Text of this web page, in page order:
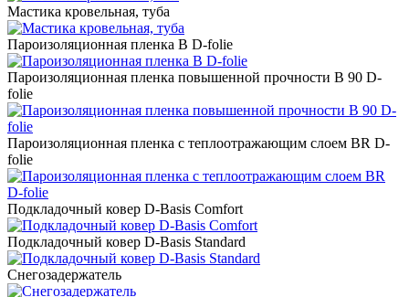
Мастика кровельная, туба
Пароизоляционная пленка B D-folie
Пароизоляционная пленка повышенной прочности B 90 D-
folie
Пароизоляционная пленка с теплоотражающим слоем BR D-
folie
Подкладочный ковер D-Basis Comfort
Подкладочный ковер D-Basis Standard
Снегозадержатель